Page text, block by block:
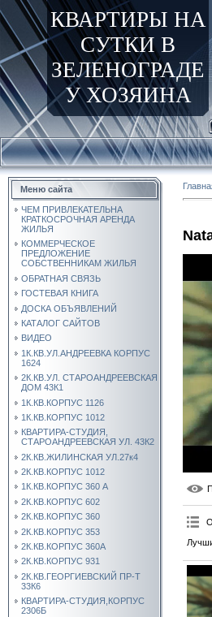
КВАРТИРЫ НА
СУТКИ В
ЗЕЛЕНОГРАДЕ
У ХОЗЯИНА
Меню сайта
ЧЕМ ПРИВЛЕКАТЕЛЬНА
КРАТКОСРОЧНАЯ АРЕНДА
ЖИЛЬЯ
КОММЕРЧЕСКОЕ
ПРЕДЛОЖЕНИЕ
СОБСТВЕННИКАМ ЖИЛЬЯ
ОБРАТНАЯ СВЯЗЬ
ГОСТЕВАЯ КНИГА
ДОСКА ОБЪЯВЛЕНИЙ
КАТАЛОГ САЙТОВ
ВИДЕО
1К.КВ.УЛ.АНДРЕЕВКА КОРПУС
1624
2К.КВ.УЛ. СТАРОАНДРЕЕВСКАЯ
ДОМ 43К1
1К.КВ.КОРПУС 1126
1К.КВ.КОРПУС 1012
КВАРТИРА-СТУДИЯ,
СТАРОАНДРЕЕВСКАЯ УЛ. 43К2
2К.КВ.ЖИЛИНСКАЯ УЛ.27к4
2К.КВ.КОРПУС 1012
1К.КВ.КОРПУС 360 А
2К.КВ.КОРПУС 602
2К.КВ.КОРПУС 360
2К.КВ.КОРПУС 353
2К.КВ.КОРПУС 360А
2К.КВ.КОРПУС 931
2К.КВ.ГЕОРГИЕВСКИЙ ПР-Т
33К6
КВАРТИРА-СТУДИЯ,КОРПУС
2306Б